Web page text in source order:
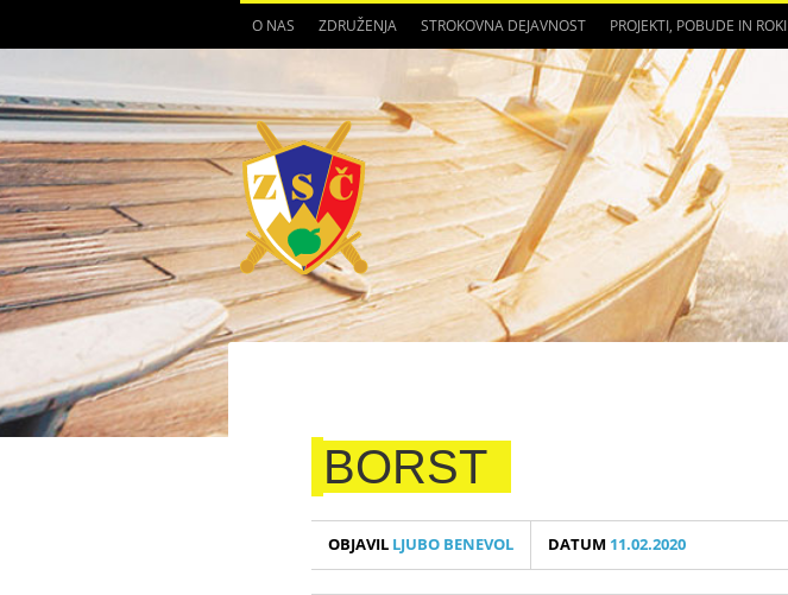
O NAS ZDRUŽENJA STROKOVNA DEJAVNOST PROJEKTI, POBUDE IN ROKI
BORST
OBJAVIL LJUBO BENEVOL DATUM 11.02.2020